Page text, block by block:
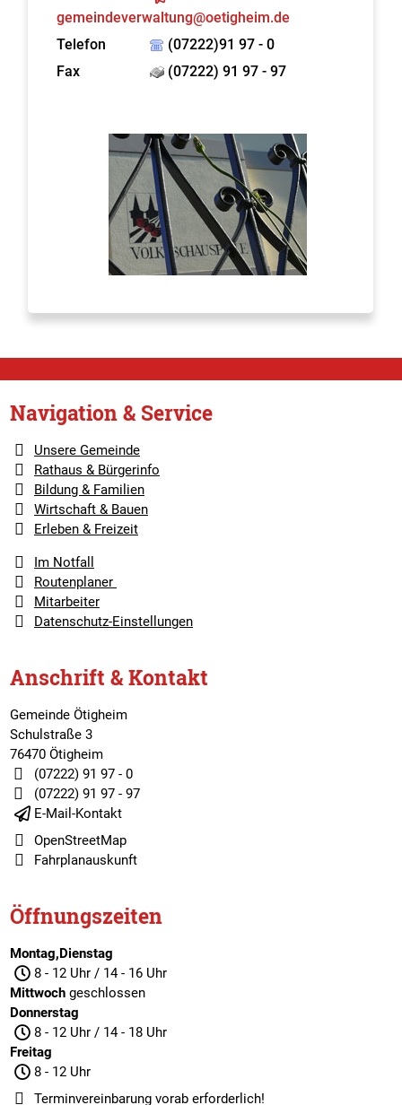
gemeindeverwaltung@oetigheim.de
Telefon
(07222)91 97 - 0
Fax
(07222) 91 97 - 97
Navigation & Service
Unsere Gemeinde
Rathaus & Bürgerinfo
Bildung & Familien
Wirtschaft & Bauen
Erleben & Freizeit
Im Notfall
Routenplaner
Mitarbeiter
Datenschutz-Einstellungen
Anschrift & Kontakt
Gemeinde Ötigheim
Schulstraße 3
76470 Ötigheim
(07222) 91 97 - 0
(07222) 91 97 - 97
E-Mail-Kontakt
OpenStreetMap
Fahrplanauskunft
Öffnungszeiten
Montag,Dienstag
8 - 12 Uhr / 14 - 16 Uhr
Mittwochgeschlossen
Donnerstag
8 - 12 Uhr / 14 - 18 Uhr
Freitag
8 - 12 Uhr
Terminvereinbarungvorab erforderlich!